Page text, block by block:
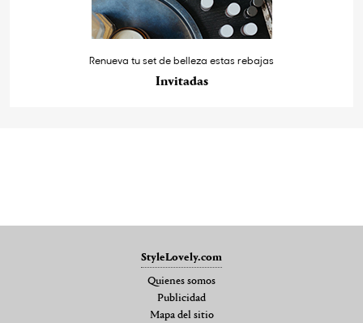
Renueva tu set de belleza estas rebajas
Invitadas
StyleLovely.com
Quienes somos
Publicidad
Mapa del sitio